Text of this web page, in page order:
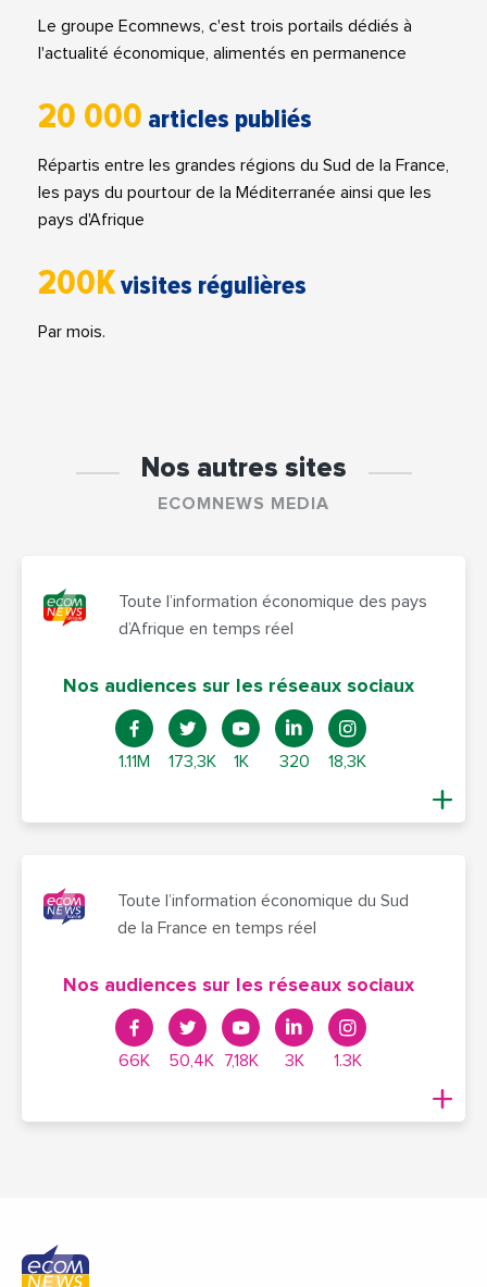
Le groupe Ecomnews, c'est trois portails dédiés à
l'actualité économique, alimentés en permanence
20 000 articles publiés
Répartis entre les grandes régions du Sud de la France,
les pays du pourtour de la Méditerranée ainsi que les
pays d'Afrique
200Kvisites régulières
Par mois.
Nos autres sites
ECOMNEWS MEDIA
Toute l’information économique des pays
d’Afrique en temps réel
Nos audiences sur les réseaux sociaux
1.11M 173,3K 1K 320 18,3K
Toute l’information économique du Sud
de la France en temps réel
Nos audiences sur les réseaux sociaux
66K 50,4K 7,18K 3K 1.3K